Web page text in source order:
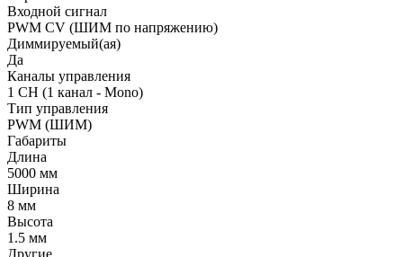
Входной сигнал
PWM СV (ШИМ по напряжению)
Диммируемый(ая)
Да
Каналы управления
1 CH (1 канал - Mono)
Тип управления
PWM (ШИМ)
Габариты
Длина
5000 мм
Ширина
8 мм
Высота
1.5 мм
Другие